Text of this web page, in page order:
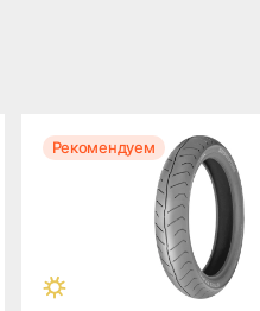
Рекомендуем